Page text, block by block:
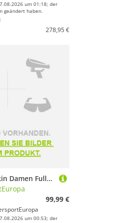
um 01:18; der
geändert haben.
278,95 €
CAMARO Flex Skin Damen Fullsuit Ultraflex Neoprene Wetsuit Stretch Neoprenanzug
99,99 €
um 00:53; der